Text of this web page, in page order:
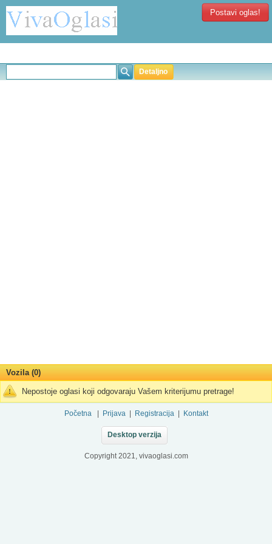
Postavi oglas!
Detaljno
Vozila (0)
Nepostoje oglasi koji odgovaraju Vašem kriterijumu pretrage!
Početna Prijava Registracija Kontakt
Desktop verzija
Copyright 2021, vivaoglasi.com